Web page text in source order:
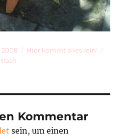
2008 Kategorien
Hier kommt alles rein!
,trash
Kommentar
sein, um einen